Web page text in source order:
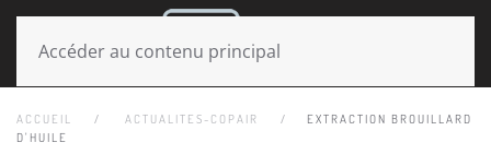
Accéder au contenu principal
ACCUEIL ACTUALITES-COPAIR
EXTRACTION BROUILLARD
D'HUILE